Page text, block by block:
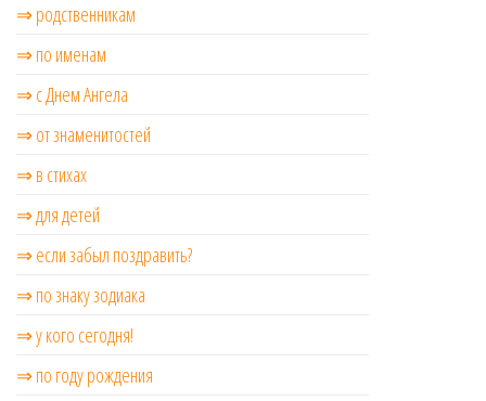
⇒ родственникам
⇒ по именам
⇒ с Днем Ангела
⇒ от знаменитостей
⇒ в стихах
⇒ для детей
⇒ если забыл поздравить?
⇒ по знаку зодиака
⇒ у кого сегодня!
⇒ по году рождения